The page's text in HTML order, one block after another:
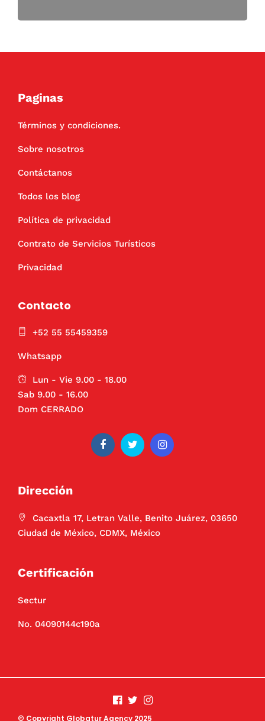
Paginas
Términos y condiciones.
Sobre nosotros
Contáctanos
Todos los blog
Política de privacidad
Contrato de Servicios Turísticos
Privacidad
Contacto
+52 55 55459359
Whatsapp
Lun - Vie 9.00 - 18.00
Sab 9.00 - 16.00
Dom CERRADO
Dirección
Cacaxtla 17, Letran Valle, Benito Juárez, 03650
Ciudad de México, CDMX, México
Certificación
Sectur
No. 04090144c190a
© Copyright Globatur Agency 2025